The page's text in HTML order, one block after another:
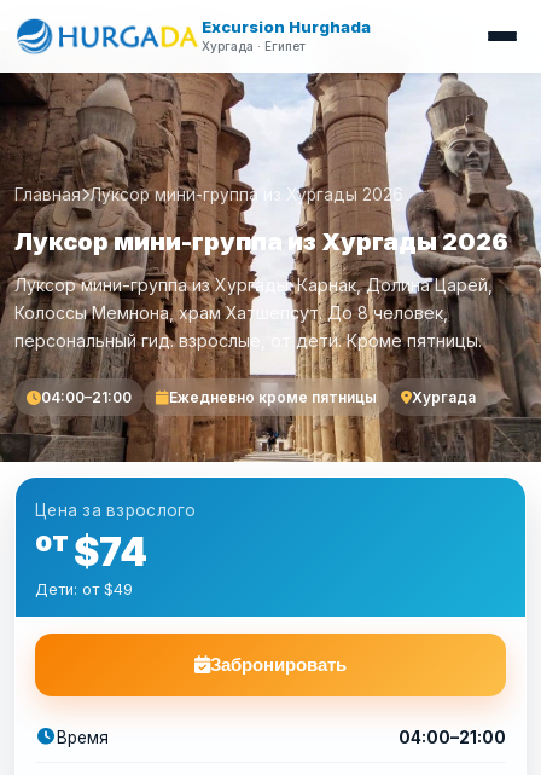
Excursion Hurghada
Хургада · Египет
Главная Луксор мини-группа из Хургады 2026
Луксор мини-группа из Хургады 2026
Луксор мини-группа из Хургады: Карнак, Долина Царей,
Колоссы Мемнона, храм Хатшепсут. До 8 человек,
персональный гид. взрослые, от дети. Кроме пятницы.
04:00–21:00 Ежедневно кроме пятницы Хургада
Цена за взрослого
от $74
Дети: от $49
Забронировать
Время 04:00–21:00